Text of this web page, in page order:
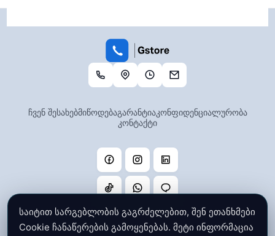
ჩვენ შესახებმიწოდებაგარანტიაკონფიდენციალურობა
კონტაქტი
საიტით სარგებლობის გაგრძელებით, შენ ეთანხმები
Cookie ჩანაწერების გამოყენებას. მეტი ინფორმაცია